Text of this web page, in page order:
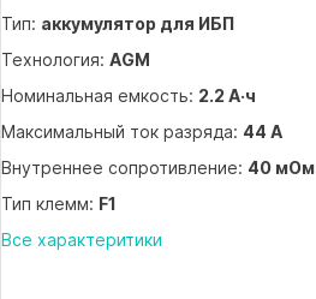
Тип: аккумулятор для ИБП
Технология: AGM
Номинальная емкость: 2.2 А·ч
Максимальный ток разряда: 44 А
Внутреннее сопротивление: 40 мОм
Тип клемм: F1
Все характеритики